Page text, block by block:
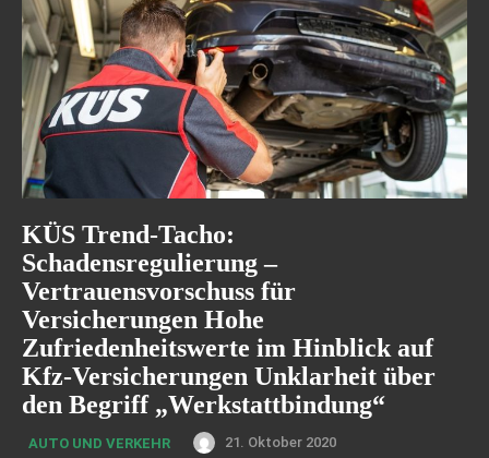
KÜS Trend-Tacho:
Schadensregulierung –
Vertrauensvorschuss für
Versicherungen Hohe
Zufriedenheitswerte im Hinblick auf
Kfz-Versicherungen Unklarheit über
den Begriff „Werkstattbindung“
AUTO UND VERKEHR
21. Oktober 2020